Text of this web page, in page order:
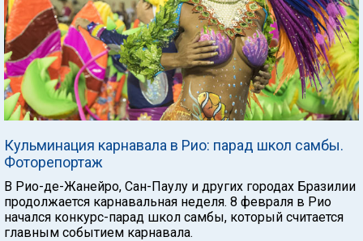
Кульминация карнавала в Рио: парад школ самбы.
Фоторепортаж
В Рио-де-Жанейро, Сан-Паулу и других городах Бразилии
продолжается карнавальная неделя. 8 февраля в Рио
начался конкурс-парад школ самбы, который считается
главным событием карнавала.